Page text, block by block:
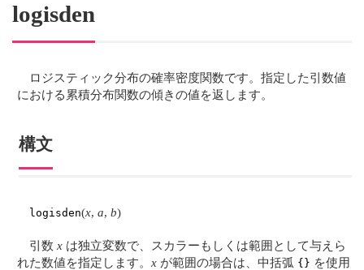
logisden
ロジスティック分布の確率密度関数です。指定した引数値
における累積分布関数の傾きの値を返します。
構文
logisden(x,a,b)
引数x は独立変数で、スカラーもしくは範囲として与えら
れた数値を指定します。x が範囲の場合は、中括弧 {} を使用